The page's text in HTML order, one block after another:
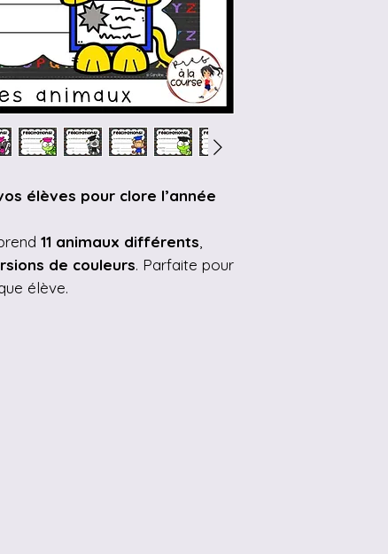
élèves pour clore l’année
11 animaux différents
de couleurs. Parfaite pour
élève.